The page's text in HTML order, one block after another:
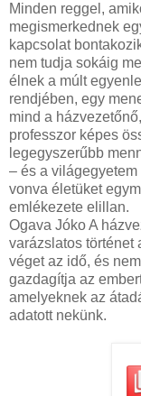
Minden reggel,
megismerkednek
kapcsolat
nem tudja sokáig
élnek a múlt
rendjében, egy
mind a
professzor képes
legegyszerűbb
– és a
vonva életüket
emlékezete elillan.
Ogava Jóko A
varázslatos történet
véget az idő, és
gazdagítja az
amelyeknek az
adatott nekünk.